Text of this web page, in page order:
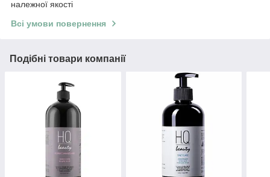
належної якості
Всі умови повернення
Подібні товари компанії